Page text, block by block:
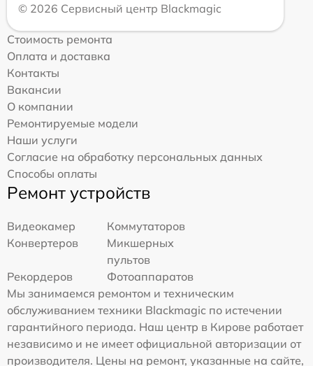
© 2026 Сервисный центр Blackmagic
Стоимость ремонта
Оплата и доставка
Контакты
Вакансии
О компании
Ремонтируемые модели
Наши услуги
Согласие на обработку персональных данных
Способы оплаты
Ремонт устройств
Видеокамер
Коммутаторов
Конвертеров
Микшерных
пультов
Рекордеров
Фотоаппаратов
Мы занимаемся ремонтом и техническим
обслуживанием техники Blackmagic по истечении
гарантийного периода. Наш центр в Кирове работает
независимо и не имеет официальной авторизации от
производителя. Цены на ремонт, указанные на сайте,